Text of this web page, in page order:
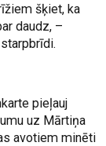
šķiet, ka
daudz, –
pieļauj
uz Mārtiņa
avotiem minēti